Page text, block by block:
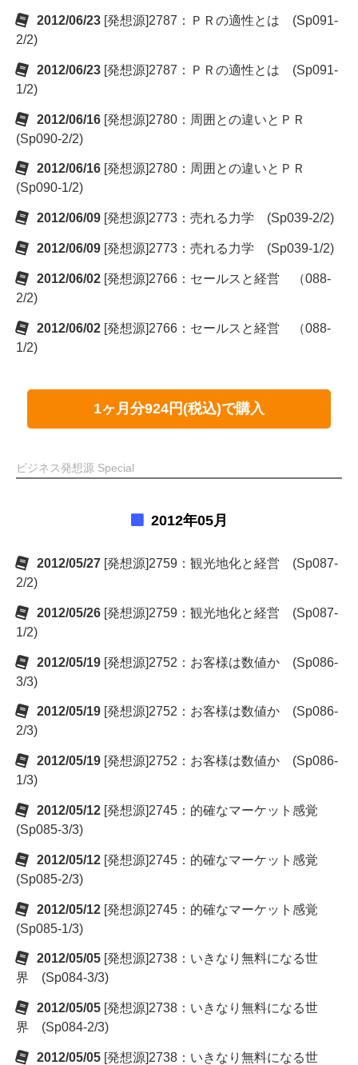
2012/06/23 [発想源]2787：ＰＲの適性とは (Sp091-
2/2)
2012/06/23 [発想源]2787：ＰＲの適性とは (Sp091-
1/2)
2012/06/16 [発想源]2780：周囲との違いとＰＲ
(Sp090-2/2)
2012/06/16 [発想源]2780：周囲との違いとＰＲ
(Sp090-1/2)
2012/06/09 [発想源]2773：売れる力学 (Sp039-2/2)
2012/06/09 [発想源]2773：売れる力学 (Sp039-1/2)
2012/06/02 [発想源]2766：セールスと経営 （088-
2/2)
2012/06/02 [発想源]2766：セールスと経営 （088-
1/2)
1ヶ月分924円(税込)で購入
ビジネス発想源 Special
2012年05月
2012/05/27 [発想源]2759：観光地化と経営 (Sp087-
2/2)
2012/05/26 [発想源]2759：観光地化と経営 (Sp087-
1/2)
2012/05/19 [発想源]2752：お客様は数値か (Sp086-
3/3)
2012/05/19 [発想源]2752：お客様は数値か (Sp086-
2/3)
2012/05/19 [発想源]2752：お客様は数値か (Sp086-
1/3)
2012/05/12 [発想源]2745：的確なマーケット感覚
(Sp085-3/3)
2012/05/12 [発想源]2745：的確なマーケット感覚
(Sp085-2/3)
2012/05/12 [発想源]2745：的確なマーケット感覚
(Sp085-1/3)
2012/05/05 [発想源]2738：いきなり無料になる世
界 (Sp084-3/3)
2012/05/05 [発想源]2738：いきなり無料になる世
界 (Sp084-2/3)
2012/05/05 [発想源]2738：いきなり無料になる世